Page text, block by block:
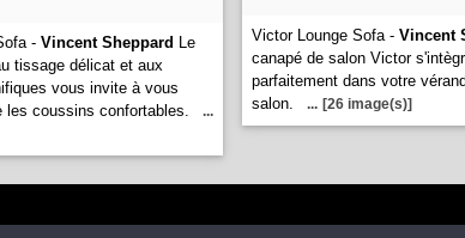
- Vincent Sheppard Le
tissage délicat et aux
vous invite à vous
les coussins confortables.
...
Victor Lounge Sofa - Vincent
canapé de salon Victor
parfaitement dans votre
salon.
... [26 image(s)]